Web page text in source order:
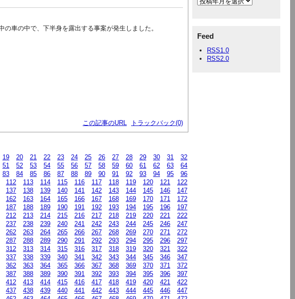
Feed
RSS1.0
RSS2.0
車の中で、下半身を露出する事案が発生しました。
この記事のURL トラックバック(0)
19 20 21 22 23 24 25 26 27 28 29 30 31
32
51 52 53 54 55 56 57 58 59 60 61 62 63
64
83 84 85 86 87 88 89 90 91 92 93 94 95
96
112 113 114 115 116 117 118 119 120 121
122
137 138 139 140 141 142 143 144 145 146
147
162 163 164 165 166 167 168 169 170 171
172
187 188 189 190 191 192 193 194 195 196
197
212 213 214 215 216 217 218 219 220 221
222
237 238 239 240 241 242 243 244 245 246
247
262 263 264 265 266 267 268 269 270 271
272
287 288 289 290 291 292 293 294 295 296
297
312 313 314 315 316 317 318 319 320 321
322
337 338 339 340 341 342 343 344 345 346
347
362 363 364 365 366 367 368 369 370 371
372
387 388 389 390 391 392 393 394 395 396
397
412 413 414 415 416 417 418 419 420 421
422
437 438 439 440 441 442 443 444 445 446
447